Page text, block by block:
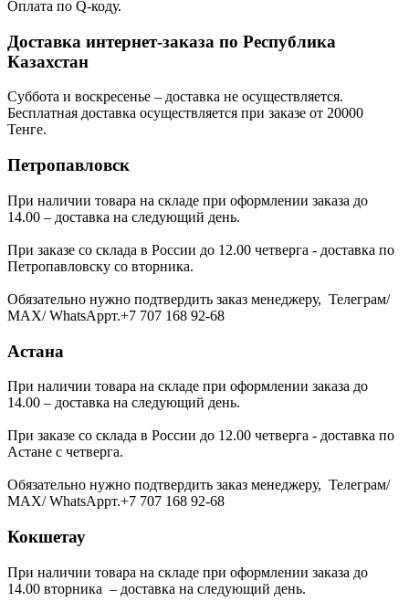
Оплата по Q-коду.
Доставка интернет-заказа по Республика
Казахстан
Суббота и воскресенье – доставка не осуществляется.
Бесплатная доставка осуществляется при заказе от 20000
Тенге.
Петропавловск
При наличии товара на складе при оформлении заказа до
14.00 – доставка на следующий день.
При заказе со склада в России до 12.00 четверга - доставка по
Петропавловску со вторника.
Обязательно нужно подтвердить заказ менеджеру, Телеграм/
МАХ/ WhatsAppт.+7 707 168 92-68
Астана
При наличии товара на складе при оформлении заказа до
14.00 – доставка на следующий день.
При заказе со склада в России до 12.00 четверга - доставка по
Астане с четверга.
Обязательно нужно подтвердить заказ менеджеру, Телеграм/
МАХ/ WhatsAppт.+7 707 168 92-68
Кокшетау
При наличии товара на складе при оформлении заказа до
14.00 вторника – доставка на следующий день.